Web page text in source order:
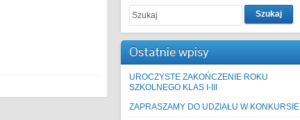
Szukaj
Ostatnie wpisy
UROCZYSTE ZAKOŃCZENIE ROKU
SZKOLNEGO KLAS I-III
ZAPRASZAMY DO UDZIAŁU W KONKURSIE